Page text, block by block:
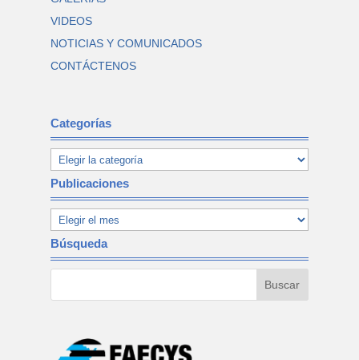
VIDEOS
NOTICIAS Y COMUNICADOS
CONTÁCTENOS
Categorías
Publicaciones
Búsqueda